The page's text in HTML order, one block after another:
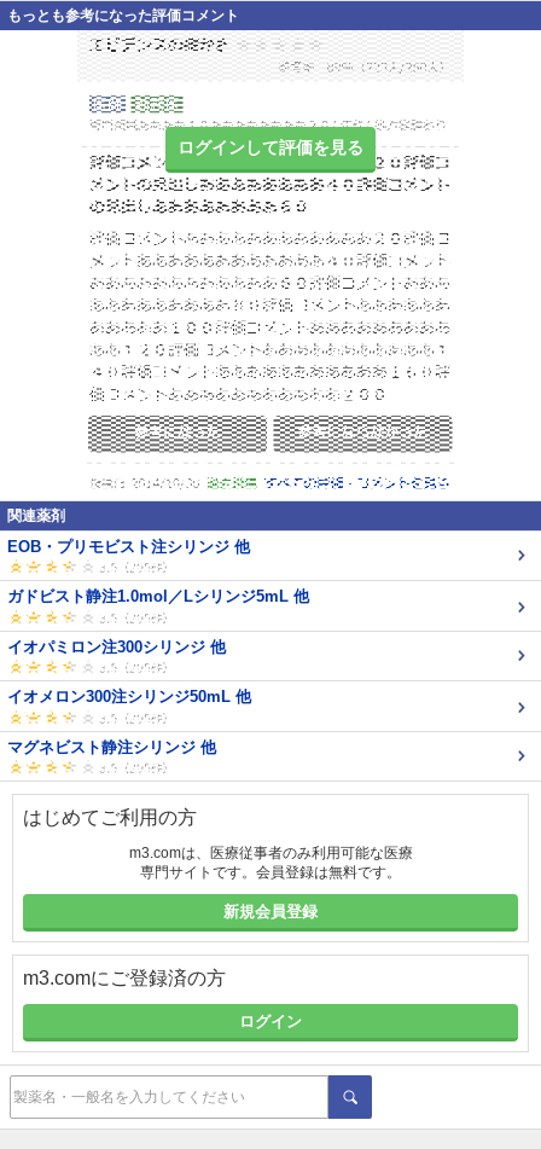
もっとも参考になった評価コメント
ログインして評価を見る
関連薬剤
EOB・プリモビスト注シリンジ 他
ガドビスト静注1.0mol／Lシリンジ5mL 他
イオパミロン注300シリンジ 他
イオメロン300注シリンジ50mL 他
マグネビスト静注シリンジ 他
はじめてご利用の方
m3.comは、医療従事者のみ利用可能な医療
専門サイトです。会員登録は無料です。
新規会員登録
m3.comにご登録済の方
ログイン